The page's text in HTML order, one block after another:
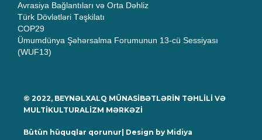
Avrasiya Bağlantıları və Orta Dəhliz
Türk Dövlətləri Təşkilatı
COP29
Ümumdünya Şəhərsalma Forumunun 13-cü Sessiyası
(WUF13)
© 2022, BEYNƏLXALQ MÜNASİBƏTLƏRİN TƏHLİLİ VƏ
MULTİKULTURALİZM MƏRKƏZİ
Bütün hüquqlar qorunur| Design by Midiya